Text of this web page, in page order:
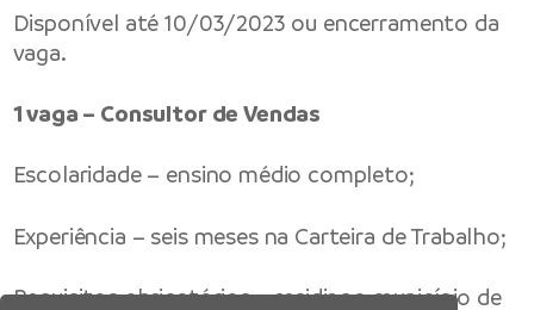
Disponível até 10/03/2023 ou encerramento da
vaga.
1 vaga – Consultor de Vendas
Escolaridade – ensino médio completo;
Experiência – seis meses na Carteira de Trabalho;
Requisitos obrigatórios – residir no município de